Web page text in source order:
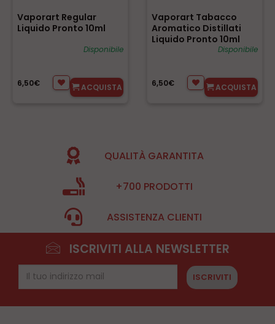
Vaporart Regular
Liquido Pronto 10ml
Disponibile
6,50€ ACQUISTA
Vaporart Tabacco
Aromatico Distillati
Liquido Pronto 10ml
Disponibile
6,50€ ACQUISTA
QUALITÀ GARANTITA
+700 PRODOTTI
ASSISTENZA CLIENTI
ISCRIVITI ALLA NEWSLETTER
ISCRIVITI